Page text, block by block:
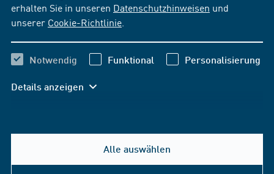
erhalten Sie in unseren Datenschutzhinweisen und
unserer Cookie-Richtlinie
Notwendig Funktional Personalisierung
Details anzeigen
Alle auswählen